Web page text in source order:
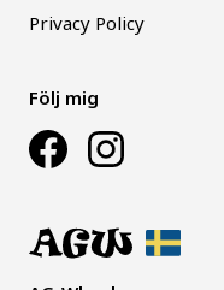
Privacy Policy
Följ mig